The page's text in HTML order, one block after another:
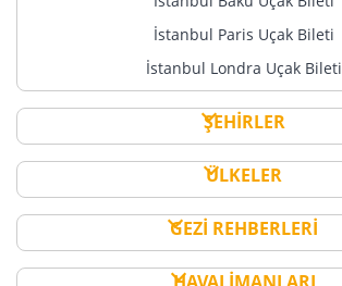
İstanbul Paris Uçak Bileti
İstanbul Londra Uçak Bileti
ŞEHİRLER
ÜLKELER
GEZİ REHBERLERİ